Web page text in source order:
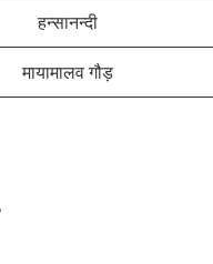
हन्सानन्दी
मायामालव गौड़